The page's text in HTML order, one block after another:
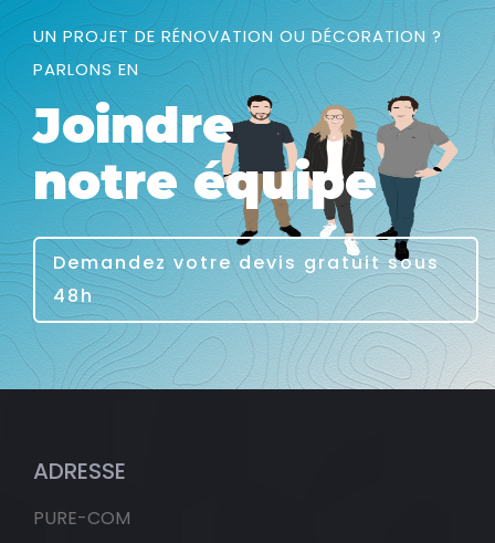
UN PROJET DE RÉNOVATION OU DÉCORATION ?
PARLONS EN
Joindre
notre équipe
Demandez votre devis gratuit sous
48h
ADRESSE
PURE-COM